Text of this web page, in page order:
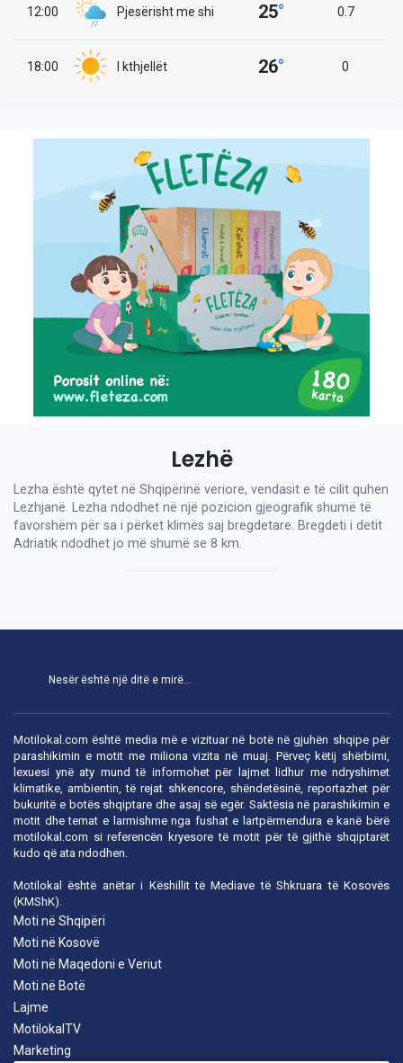
12:00 Pjesërisht me shi 25° 0.7
18:00 I kthjellët 26° 0
Lezhë
Lezha është qytet në Shqipërinë veriore, vendasit e të cilit quhen
Lezhjanë. Lezha ndodhet në një pozicion gjeografik shumë të
favorshëm për sa i përket klimës saj bregdetare. Bregdeti i detit
Adriatik ndodhet jo më shumë se 8 km.
Nesër është një ditë e mirë...
Motilokal.com është media më e vizituar në botë në gjuhën shqipe për
parashikimin e motit me miliona vizita në muaj. Përveç këtij shërbimi,
lexuesi ynë aty mund të informohet për lajmet lidhur me ndryshimet
klimatike, ambientin, të rejat shkencore, shëndetësinë, reportazhet për
bukuritë e botës shqiptare dhe asaj së egër. Saktësia në parashikimin e
motit dhe temat e larmishme nga fushat e lartpërmendura e kanë bërë
motilokal.com si referencën kryesore të motit për të gjithë shqiptarët
kudo që ata ndodhen.
Motilokal është anëtar i Këshillit të Mediave të Shkruara të Kosovës
(KMShK).
Moti në Shqipëri
Moti në Kosovë
Moti në Maqedoni e Veriut
Moti në Botë
Lajme
MotilokalTV
Marketing